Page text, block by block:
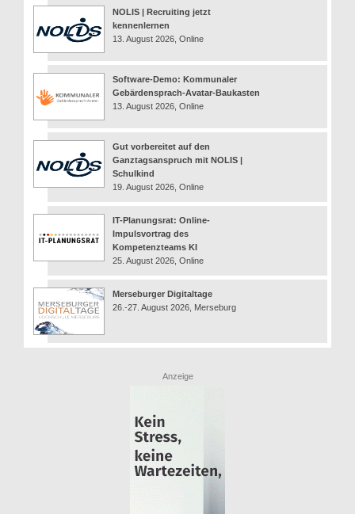
NOLIS | Recruiting jetzt
kennenlernen
13. August 2026, Online
Software-Demo: Kommunaler
Gebärdensprach-Avatar-Baukasten
13. August 2026, Online
Gut vorbereitet auf den
Ganztagsanspruch mit NOLIS |
Schulkind
19. August 2026, Online
IT-Planungsrat: Online-
Impulsvortrag des
Kompetenzteams KI
25. August 2026, Online
Merseburger Digitaltage
26.-27. August 2026, Merseburg
Anzeige